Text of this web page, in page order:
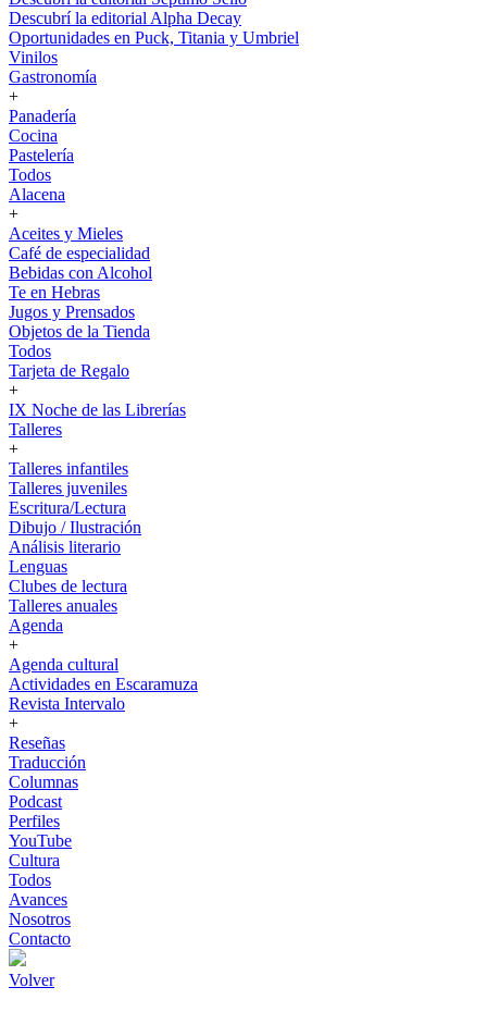
Descubrí la editorial Alpha Decay
Oportunidades en Puck, Titania y Umbriel
Vinilos
Gastronomía
+
Panadería
Cocina
Pastelería
Todos
Alacena
+
Aceites y Mieles
Café de especialidad
Bebidas con Alcohol
Te en Hebras
Jugos y Prensados
Objetos de la Tienda
Todos
Tarjeta de Regalo
+
IX Noche de las Librerías
Talleres
+
Talleres infantiles
Talleres juveniles
Escritura/Lectura
Dibujo / Ilustración
Análisis literario
Lenguas
Clubes de lectura
Talleres anuales
Agenda
+
Agenda cultural
Actividades en Escaramuza
Revista Intervalo
+
Reseñas
Traducción
Columnas
Podcast
Perfiles
YouTube
Cultura
Todos
Avances
Nosotros
Contacto
Volver